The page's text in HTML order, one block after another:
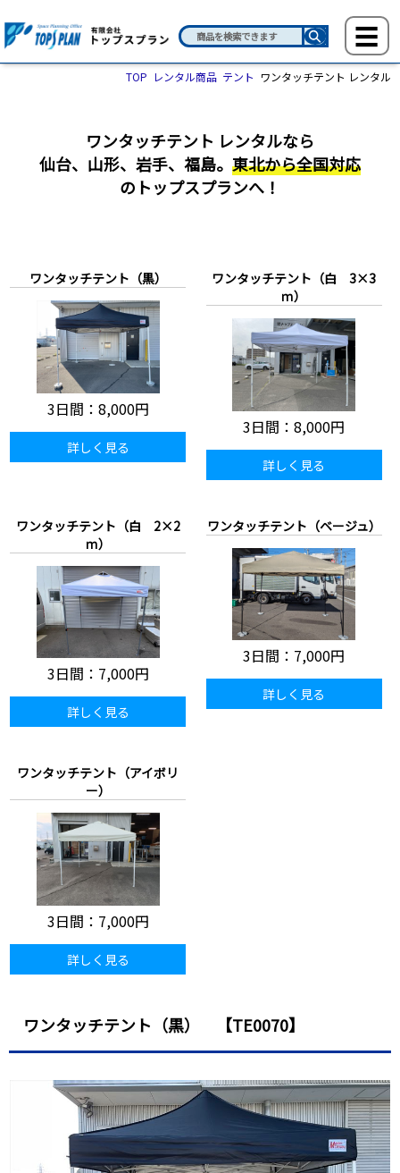
TOP レンタル商品 テント ワンタッチテント レンタル
ワンタッチテント レンタルなら
仙台、山形、岩手、福島。 東北から全国対応
のトップスプランへ！
ワンタッチテント（黒）
3日間： 8,000円
詳しく見る
ワンタッチテント（白 3×3
ｍ）
3日間：8,000円
詳しく見る
ワンタッチテント（白 2×2
ｍ）
3日間： 7,000円
詳しく見る
ワンタッチテント（ベージュ）
3日間： 7,000円
詳しく見る
ワンタッチテント（アイボリ
ー）
3日間： 7,000円
詳しく見る
ワンタッチテント（黒） 【TE0070】